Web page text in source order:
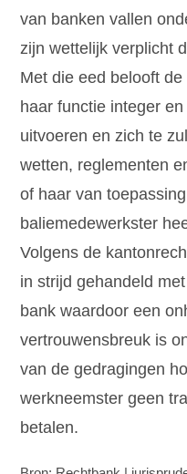
van banken vallen
zijn wettelijk verplicht
Met die eed belooft
haar functie integer
uitvoeren en zich te
wetten, reglementen
of haar van
baliemedewerkster
Volgens de
in strijd gehandeld
bank waardoor een
vertrouwensbreuk is
van de gedragingen
werkneemster geen
betalen.